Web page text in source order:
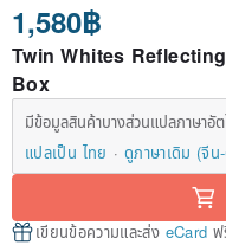
1,580฿
Twin Whites
Box
มีข้อมูลสินค้าบางส่วนแปลภาษาอั
แปลเป็น ไทย
ดูภาษาเดิม (จีน
เขียนข้อความและส่ง eCard ฟ